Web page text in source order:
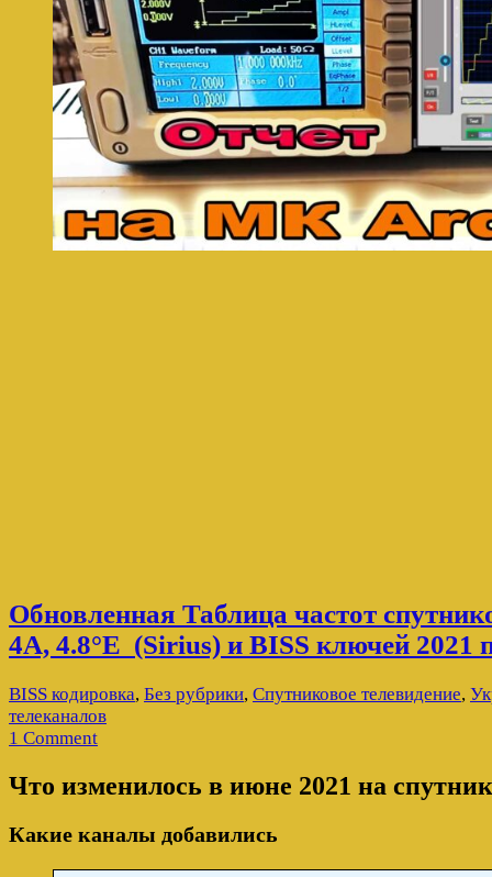
Обновленная Таблица частот
4A, 4.8°E (Sirius) и BISS ключей 2021
BISS кодировка, Без рубрики, Спутниковое телевидение,
телеканалов
1 Comment
Что изменилось в июне 2021 на
Какие каналы добавились